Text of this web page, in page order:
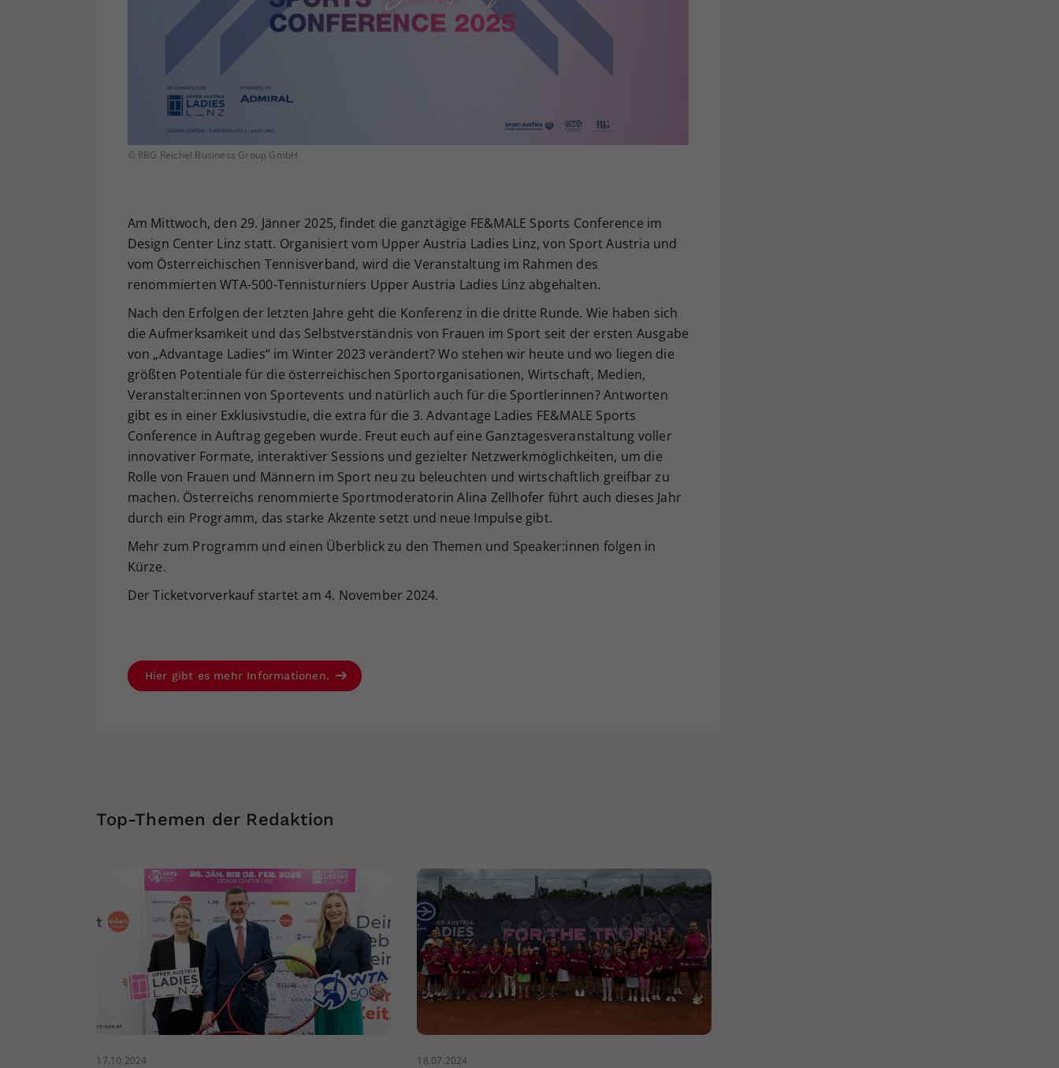
© RBG Reichel Business Group GmbH
Am Mittwoch, den 29. Jänner 2025, findet die ganztägige FE&MALE Sports Conference im
Design Center Linz statt. Organisiert vom Upper Austria Ladies Linz, von Sport Austria und
vom Österreichischen Tennisverband, wird die Veranstaltung im Rahmen des
renommierten WTA-500-Tennisturniers Upper Austria Ladies Linz abgehalten.
Nach den Erfolgen der letzten Jahre geht die Konferenz in die dritte Runde. Wie haben sich
die Aufmerksamkeit und das Selbstverständnis von Frauen im Sport seit der ersten Ausgabe
von „Advantage Ladies“ im Winter 2023 verändert? Wo stehen wir heute und wo liegen die
größten Potentiale für die österreichischen Sportorganisationen, Wirtschaft, Medien,
Veranstalter:innen von Sportevents und natürlich auch für die Sportlerinnen? Antworten
gibt es in einer Exklusivstudie, die extra für die 3. Advantage Ladies FE&MALE Sports
Conference in Auftrag gegeben wurde. Freut euch auf eine Ganztagesveranstaltung voller
innovativer Formate, interaktiver Sessions und gezielter Netzwerkmöglichkeiten, um die
Rolle von Frauen und Männern im Sport neu zu beleuchten und wirtschaftlich greifbar zu
machen. Österreichs renommierte Sportmoderatorin Alina Zellhofer führt auch dieses Jahr
durch ein Programm, das starke Akzente setzt und neue Impulse gibt.
Mehr zum Programm und einen Überblick zu den Themen und Speaker:innen folgen in
Kürze.
Der Ticketvorverkauf startet am 4. November 2024.
Hier gibt es mehr Informationen.
Top-Themen der Redaktion
17.10.2024 18.07.2024
Ihrer vorgenommen Einstellungen, falls der
Webseiten-Betreiber dies eingestellt hat.